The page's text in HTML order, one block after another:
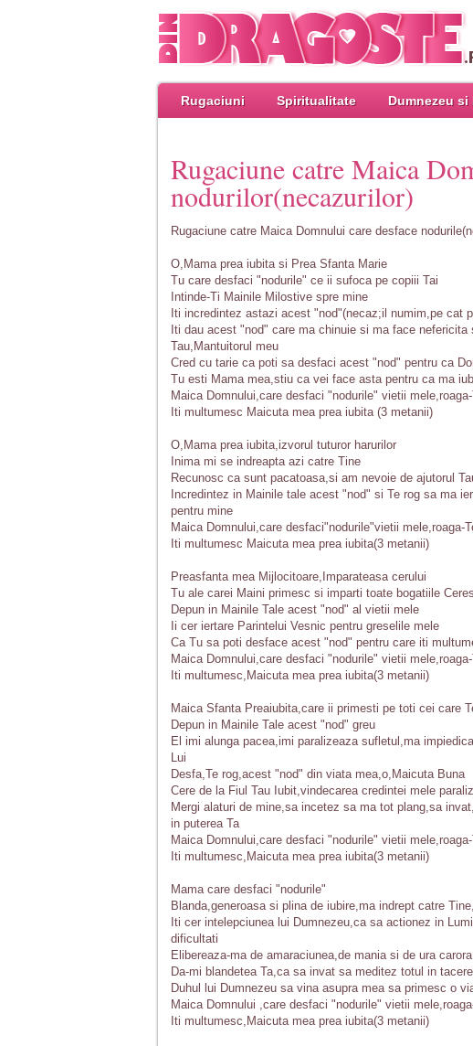
Rugaciuni Spiritualitate Dumnezeu si
Rugaciune catre Maica
nodurilor(necazurilor)
Rugaciune catre Maica Domnului care desface
O,Mama prea iubita si Prea Sfanta Marie
Tu care desfaci "nodurile" ce ii sufoca pe copiii Tai
Intinde-Ti Mainile Milostive spre mine
Iti incredintez astazi acest "nod"(necaz;il numim,pe cat
Iti dau acest "nod" care ma chinuie si ma face
Tau,Mantuitorul meu
Cred cu tarie ca poti sa desfaci acest "nod" pentru ca
Tu esti Mama mea,stiu ca vei face asta pentru ca ma
Maica Domnului,care desfaci "nodurile" vietii
Iti multumesc Maicuta mea prea iubita (3 metanii)
O,Mama prea iubita,izvorul tuturor harurilor
Inima mi se indreapta azi catre Tine
Recunosc ca sunt pacatoasa,si am nevoie de ajutorul
Incredintez in Mainile tale acest "nod" si Te rog sa ma
pentru mine
Maica Domnului,care desfaci"nodurile"vietii mele,roaga-
Iti multumesc Maicuta mea prea iubita(3 metanii)
Preasfanta mea Mijlocitoare,Imparateasa cerului
Tu ale carei Maini primesc si imparti toate bogatiile
Depun in Mainile Tale acest "nod" al vietii mele
Ii cer iertare Parintelui Vesnic pentru greselile mele
Ca Tu sa poti desface acest "nod" pentru care iti
Maica Domnului,care desfaci "nodurile" vietii
Iti multumesc,Maicuta mea prea iubita(3 metanii)
Maica Sfanta Preaiubita,care ii primesti pe toti cei care
Depun in Mainile Tale acest "nod" greu
El imi alunga pacea,imi paralizeaza sufletul,ma
Lui
Desfa,Te rog,acest "nod" din viata mea,o,Maicuta Buna
Cere de la Fiul Tau Iubit,vindecarea credintei mele
Mergi alaturi de mine,sa incetez sa ma tot plang,sa
in puterea Ta
Maica Domnului,care desfaci "nodurile" vietii
Iti multumesc,Maicuta mea prea iubita(3 metanii)
Mama care desfaci "nodurile"
Blanda,generoasa si plina de iubire,ma indrept catre
Iti cer intelepciunea lui Dumnezeu,ca sa actionez in
dificultati
Elibereaza-ma de amaraciunea,de mania si de ura
Da-mi blandetea Ta,ca sa invat sa meditez totul in
Duhul lui Dumnezeu sa vina asupra mea sa primesc o
Maica Domnului ,care desfaci "nodurile" vietii
Iti multumesc,Maicuta mea prea iubita(3 metanii)